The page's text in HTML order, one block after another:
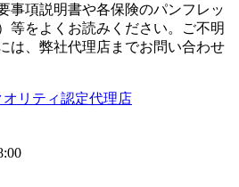
事項説明書や各保険のパンフレッ
等をよくお読みください。ご不明
は、弊社代理店までお問い合わせ